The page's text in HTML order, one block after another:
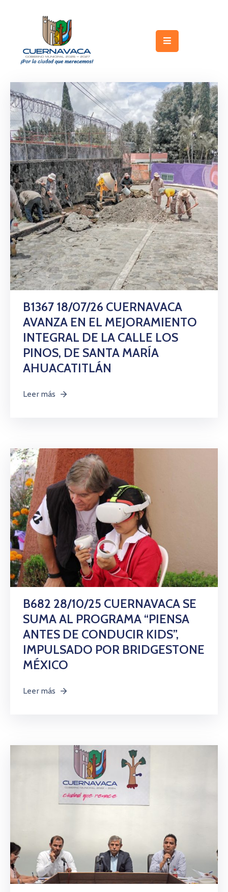
Gobierno
Turismo
Trámites
y
Servicios
Licitaciones
Transparencia
Directorio
Citas
B1367 18/07/26 CUERNAVACA
AVANZA EN EL MEJORAMIENTO
INTEGRAL DE LA CALLE LOS
PINOS, DE SANTA MARÍA
AHUACATITLÁN
Leer más
B682 28/10/25 CUERNAVACA SE
SUMA AL PROGRAMA “PIENSA
ANTES DE CONDUCIR KIDS”,
IMPULSADO POR BRIDGESTONE
MÉXICO
Leer más